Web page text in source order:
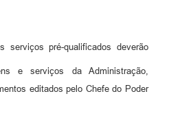
serviços pré-qualificados deverão
e serviços da Administração,
editados pelo Chefe do Poder